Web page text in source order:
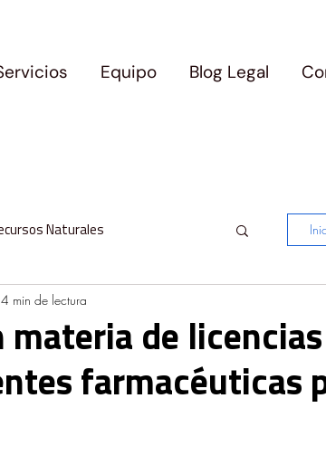
Equipo Blog Legal
Naturales
Personales
y Precedentes
de licencias
farmacéuticas
4 min de lectura